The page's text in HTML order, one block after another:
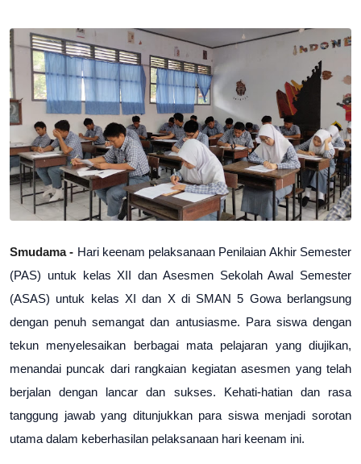
Smudama - Hari keenam pelaksanaan Penilaian Akhir Semester
(PAS) untuk kelas XII dan Asesmen Sekolah Awal Semester
(ASAS) untuk kelas XI dan X di SMAN 5 Gowa berlangsung
dengan penuh semangat dan antusiasme. Para siswa dengan
tekun menyelesaikan berbagai mata pelajaran yang diujikan,
menandai puncak dari rangkaian kegiatan asesmen yang telah
berjalan dengan lancar dan sukses. Kehati-hatian dan rasa
tanggung jawab yang ditunjukkan para siswa menjadi sorotan
utama dalam keberhasilan pelaksanaan hari keenam ini.